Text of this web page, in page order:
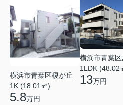
横浜市青葉区榎が丘
1K (18.01㎡)
5.8万円
横浜市青葉区
1LDK (48.02
13万円